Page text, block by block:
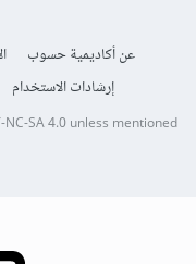
عن أكاديمية حسوب
إرشادات الاستخدام
NC-SA 4.0unless mentioned